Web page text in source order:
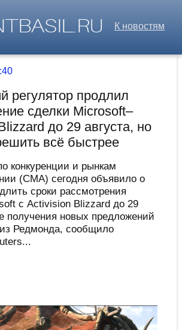
К новостям
регулятор продлил
сделки Microsoft–
до 29 августа, но
всё быстрее
конкуренции и рынкам
(CMA) сегодня объявило о
сроки рассмотрения
с Activision Blizzard до 29
получения новых предложений
Редмонда, сообщило